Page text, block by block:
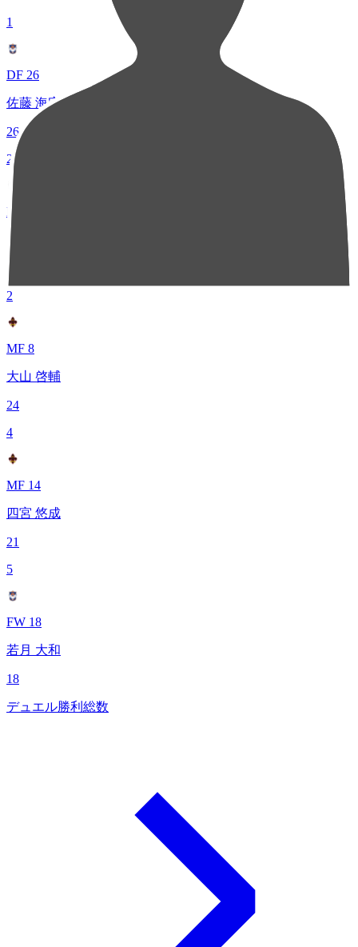
1
DF 26
佐藤 海宏
26
2
MF 17
シマブク カズヨシ
24
2
MF 8
大山 啓輔
24
4
MF 14
四宮 悠成
21
5
FW 18
若月 大和
18
デュエル勝利総数